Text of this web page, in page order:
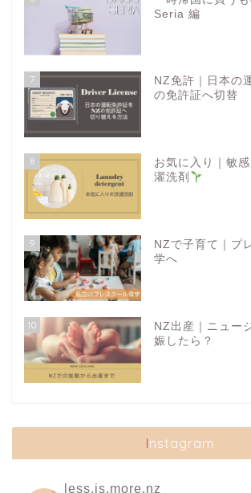
Seria 編
7
NZ免許｜日本の
の免許証へ切替
8
お気に入り｜敏
濯洗剤
9
NZで子育て｜プ
学へ
10
NZ出産｜ニュー
娠したら？
Instagram
less.is.more.nz